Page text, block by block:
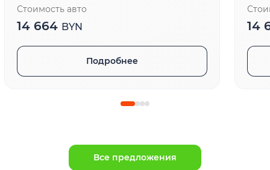
Стоимость авто
14 664 BYN
Подробнее
14
Все предложения